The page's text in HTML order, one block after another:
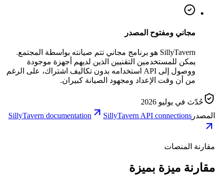
مجاني ومفتوح المصدر
SillyTavern هو برنامج مجاني تتم صيانته بواسطة المجتمع.
يمكن للمستخدمين التقنيين الذين لديهم أجهزة موجودة
ووصول إلى API استخدامه بدون تكاليف اشتراك، على الرغم
من أن وقت الإعداد ومجهود الصيانة كبيران.
حُدّث في يوليو 2026
المصدر
SillyTavern documentation SillyTavern API connections
مقارنة المنصات
مقارنة ميزة بميزة